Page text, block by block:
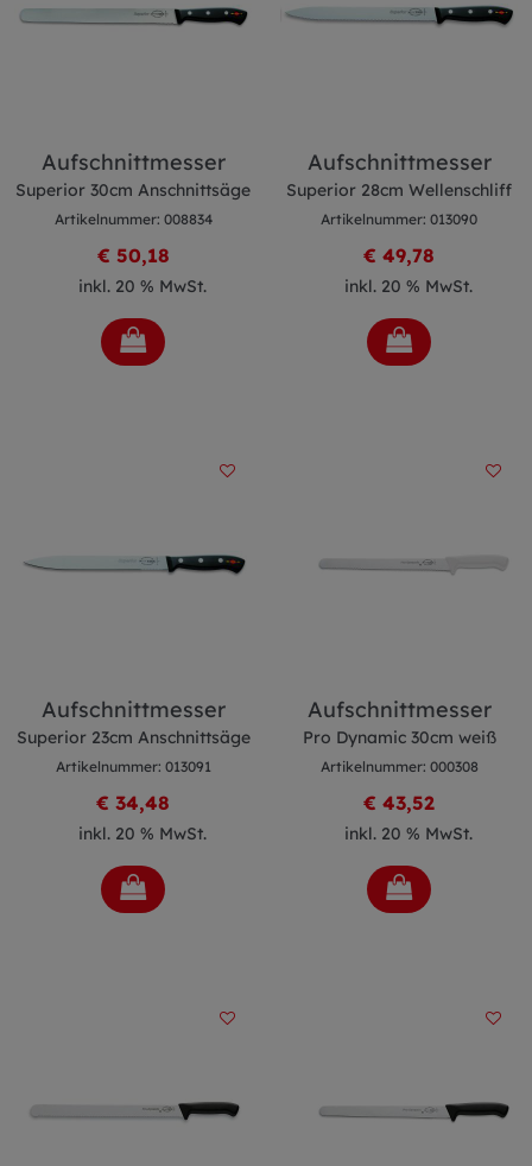
Aufschnittmesser
Superior 30cm Anschnittsäge
Artikelnummer: 008834
€ 50,18
inkl. 20 % MwSt.
Aufschnittmesser
Superior 28cm Wellenschliff
Artikelnummer: 013090
€ 49,78
inkl. 20 % MwSt.
Aufschnittmesser
Superior 23cm Anschnittsäge
Artikelnummer: 013091
€ 34,48
inkl. 20 % MwSt.
Aufschnittmesser
Pro Dynamic 30cm weiß
Artikelnummer: 000308
€ 43,52
inkl. 20 % MwSt.